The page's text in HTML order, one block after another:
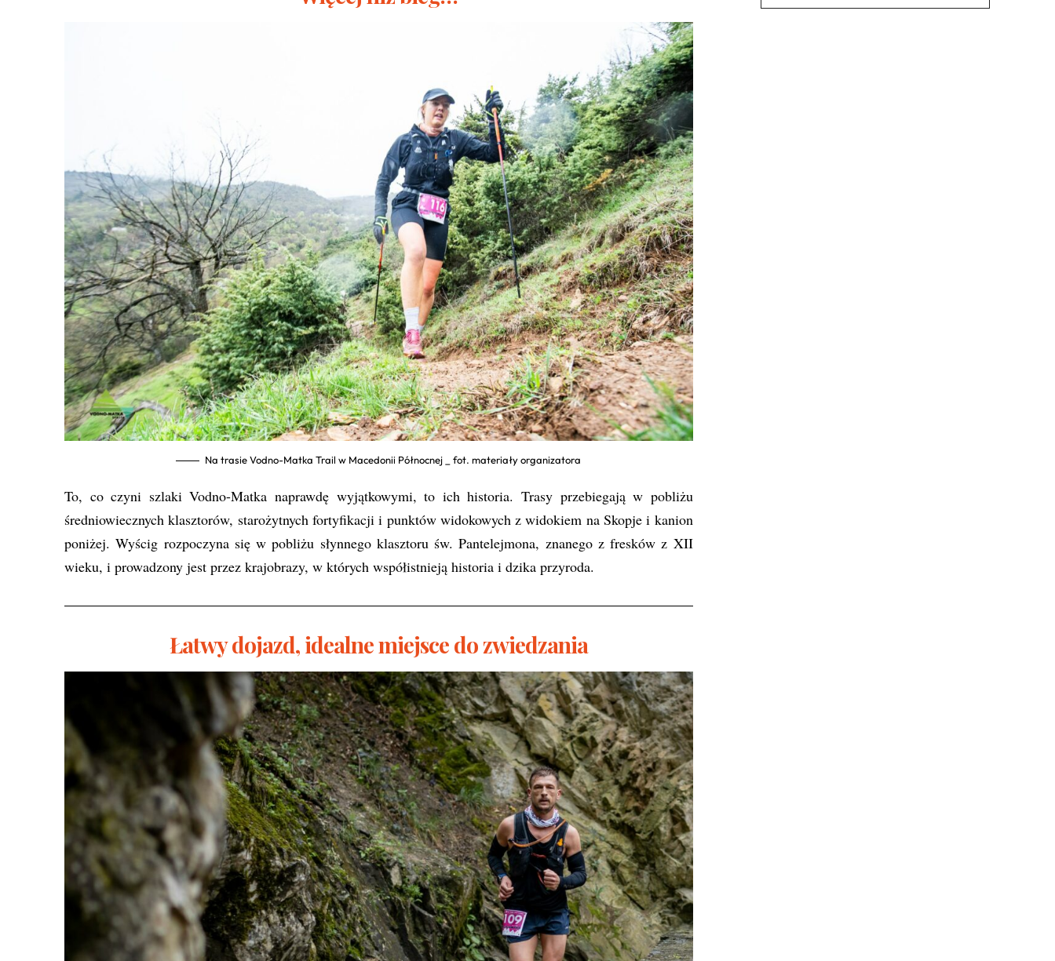
Na trasie Vodno-Matka Trail w Macedonii Północnej _ fot. materiały organizatora
To, co czyni szlaki Vodno-Matka naprawdę wyjątkowymi, to ich historia. Trasy przebiegają w pobliżu
średniowiecznych klasztorów, starożytnych fortyfikacji i punktów widokowych z widokiem na Skopje i kanion
poniżej. Wyścig rozpoczyna się w pobliżu słynnego klasztoru św. Pantelejmona, znanego z fresków z XII
wieku, i prowadzony jest przez krajobrazy, w których współistnieją historia i dzika przyroda.
Łatwy dojazd, idealne miejsce do zwiedzania